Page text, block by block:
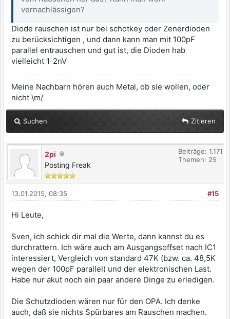
vernachlässigen?
Diode rauschen ist nur bei schotkey oder Zenerdioden
zu berücksichtigen , und dann kann man mit 100pF
parallel entrauschen und gut ist, die Dioden hab
vielleicht 1-2nV
Meine Nachbarn hören auch Metal, ob sie wollen, oder
nicht \m/
Suchen Zitieren
2pi
Posting Freak
Beiträge: 1.171
Themen: 25
#15
13.01.2015, 08:35
Hi Leute,
Sven, ich schick dir mal die Werte, dann kannst du es
durchrattern. Ich wäre auch am Ausgangsoffset nach IC1
interessiert, Vergleich von standard 47K (bzw. ca. 48,5K
wegen der 100pF parallel) und der elektronischen Last.
Habe nur akut noch ein paar andere Dinge zu erledigen.
Die Schutzdioden wären nur für den OPA. Ich denke
auch, daß sie nichts Spürbares am Rauschen machen.